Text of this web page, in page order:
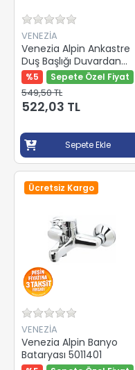
VENEZİA
Venezia Alpin Ankastre
Duş Başlığı Duvardan
5057870
%5 Sepete Özel Fiyat
549,50 TL
522,03 TL
Sepete Ekle
Ücretsiz Kargo
VENEZİA
Venezia Alpin Banyo
Bataryası 5011401